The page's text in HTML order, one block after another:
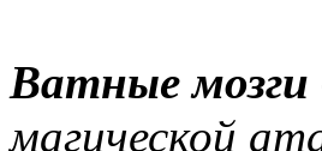
Ватные мозги
магической